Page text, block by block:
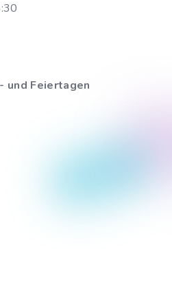
und Feiertagen